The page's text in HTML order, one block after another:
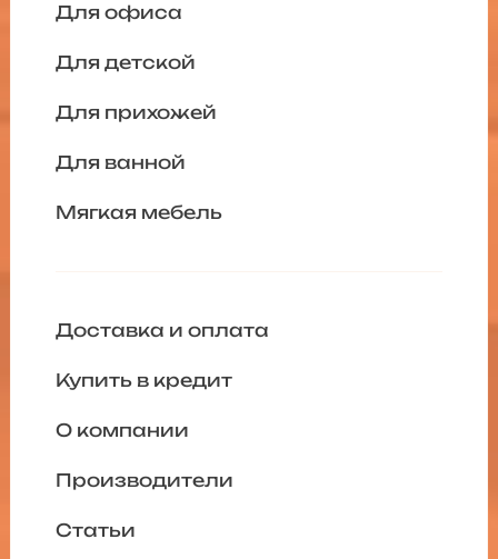
Для офиса
Для детской
Для прихожей
Для ванной
Мягкая мебель
Доставка и оплата
Купить в кредит
О компании
Производители
Статьи